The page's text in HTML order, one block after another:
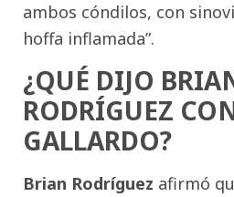
ambos cóndilos, con
hoffa inflamada”.
¿QUÉ DIJO
RODRÍGUEZ
GALLARDO?
Brian Rodríguez afirmó